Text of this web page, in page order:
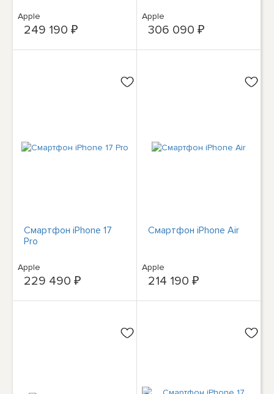
Apple
249 190 ₽
Apple
306 090 ₽
Смартфон iPhone 17
Pro
Apple
229 490 ₽
Смартфон iPhone Air
Apple
214 190 ₽